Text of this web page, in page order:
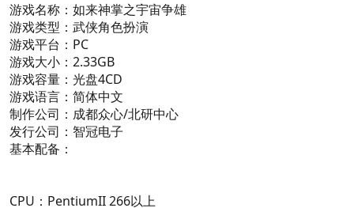
游戏名称：如来神掌之宇宙争雄
游戏类型：武侠角色扮演
游戏平台：PC
游戏大小：2.33GB
游戏容量：光盘4CD
游戏语言：简体中文
制作公司：成都众心/北研中心 
发行公司：智冠电子
基本配备：
CPU：PentiumII 266以上